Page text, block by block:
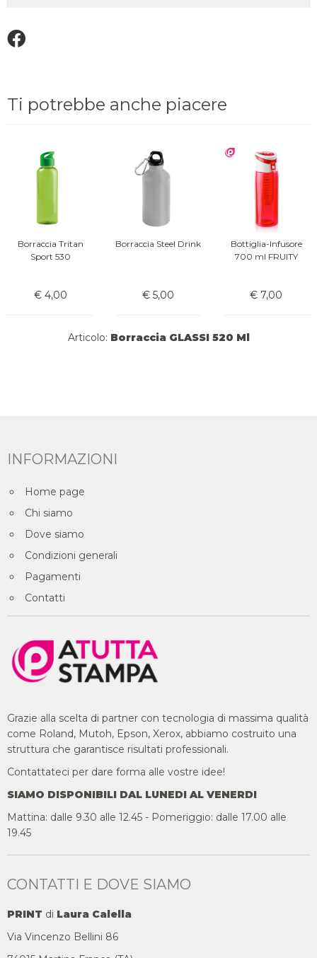
Ti potrebbe anche piacere
Borraccia Tritan
Sport 530
€ 4,00
Borraccia Steel Drink
€ 5,00
Bottiglia-Infusore
700 ml FRUITY
€ 7,00
Articolo: Borraccia GLASSI 520 Ml
INFORMAZIONI
Home page
Chi siamo
Dove siamo
Condizioni generali
Pagamenti
Contatti
Grazie alla scelta di partner con tecnologia di massima qualità
come Roland, Mutoh, Epson, Xerox, abbiamo costruito una
struttura che garantisce risultati professionali.
Contattateci per dare forma alle vostre idee!
SIAMO DISPONIBILI DAL LUNEDI AL VENERDI
Mattina: dalle 9.30 alle 12.45 - Pomeriggio: dalle 17.00 alle
19.45
CONTATTI E DOVE SIAMO
PRINT di Laura Calella
Via Vincenzo Bellini 86